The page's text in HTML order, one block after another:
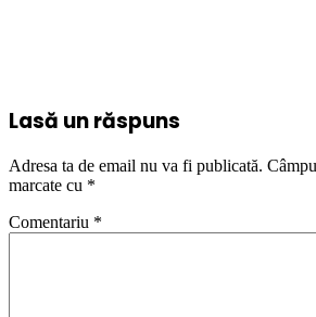
Lasă un răspuns
Adresa ta de email nu va fi publicată.
marcate cu *
Comentariu *